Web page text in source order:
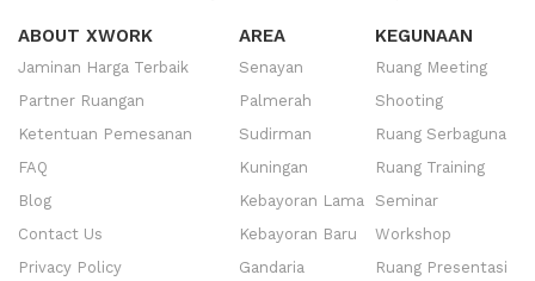
ABOUT XWORK
Jaminan Harga Terbaik
Partner Ruangan
Ketentuan Pemesanan
FAQ
Blog
Contact Us
Privacy Policy
AREA
Senayan
Palmerah
Sudirman
Kuningan
Kebayoran Lama
Kebayoran Baru
Gandaria
KEGUNAAN
Ruang Meeting
Shooting
Ruang Serbaguna
Ruang Training
Seminar
Workshop
Ruang Presentasi